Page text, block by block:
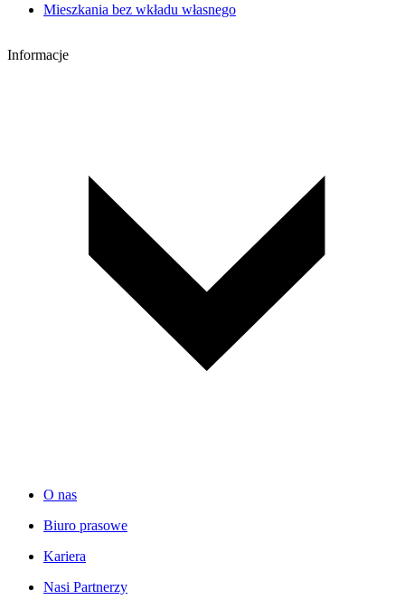
Mieszkania bez wkładu własnego
Informacje
O nas
Biuro prasowe
Kariera
Nasi Partnerzy